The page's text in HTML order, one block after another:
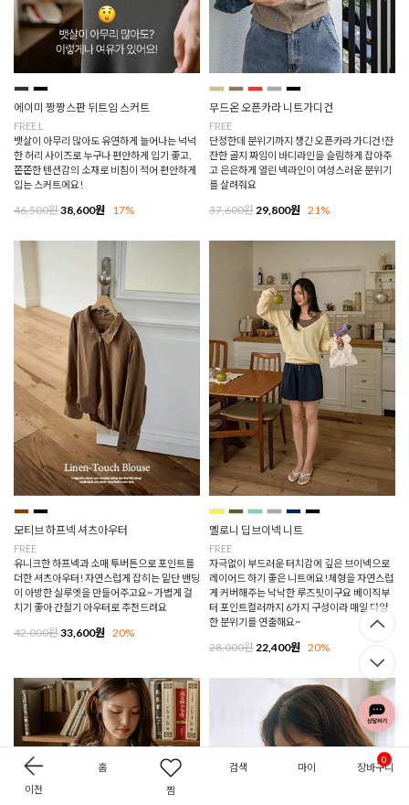
이전
홈
찜
검색 마이 장바구니
0
에이미 짱짱스판 뒤트임 스커트
FREE,L
뱃살이 아무리 많아도 유연하게 늘어나는 넉넉
한 허리 사이즈로 누구나 편안하게 입기 좋고,
쫀쫀한 텐션감의 소재로 비침이 적어 편안하게
입는 스커트에요!
46,500원38,600원 17%
무드온 오픈카라 니트가디건
FREE
단정한데 분위기까지 챙긴 오픈카라 가디건!잔
잔한 골지 짜임이 바디라인을 슬림하게 잡아주
고 은은하게 열린 넥라인이 여성스러운 분위기
를 살려줘요
37,600원 29,800원 21%
모티브 하프넥 셔츠아우터
FREE
유니크한 하프넥과 소매 투버튼으로 포인트를
더한 셔츠아우터! 자연스럽게 잡히는 밑단 밴딩
이 아방한 실루엣을 만들어주고요~ 가볍게 걸
치기 좋아 간절기 아우터로 추천드려요
42,000원33,600원 20%
멜로니 딥브이넥 니트
FREE
자극없이 부드러운 터치감에 깊은 브이넥으로
레이어드 하기 좋은 니트에요!체형을 자연스럽
게 커버해주는 낙낙한 루즈핏이구요 베이직부
터 포인트컬러까지 6가지 구성이라 매일 다양
한 분위기를 연출해요~
28,000원 22,400원 20%